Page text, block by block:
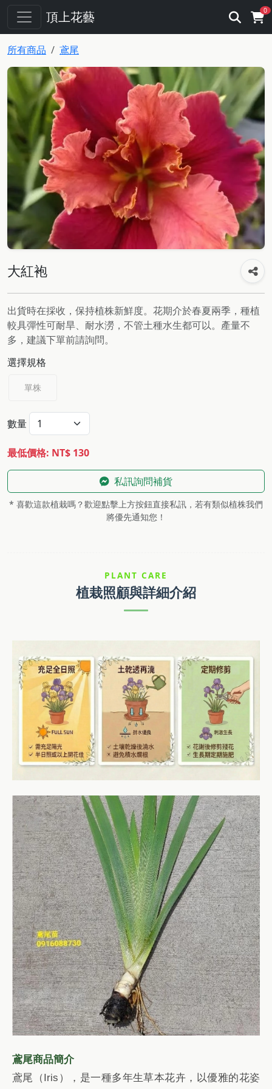
頂上花藝 0
所有商品 鳶尾
大紅袍
出貨時在採收，保持植株新鮮度。花期介於春夏兩季，種植
較具彈性可耐旱、耐水澇，不管土種水生都可以。產量不
多，建議下單前請詢問。
選擇規格
單株
數量
最低價格: NT$ 130
私訊詢問補貨
* 喜歡這款植栽嗎？歡迎點擊上方按鈕直接私訊，若有類似植株我們
將優先通知您！
PLANT CARE
植栽照顧與詳細介紹
鳶尾商品簡介
鳶尾（Iris），是一種多年生草本花卉，以優雅的花姿